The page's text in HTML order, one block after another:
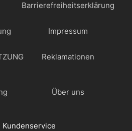
Barrierefreiheitserklärung
Impressum
Reklamationen
Über uns
Kundenservice